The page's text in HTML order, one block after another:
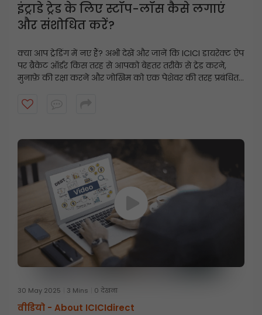
इंट्राडे ट्रेड के लिए स्टॉप-लॉस कैसे लगाएं
और संशोधित करें?
क्या आप ट्रेडिंग में नए हैं? अभी देखें और जानें कि ICICI डायरेक्ट ऐप
पर ब्रैकेट ऑर्डर किस तरह से आपको बेहतर तरीके से ट्रेड करने,
मुनाफ़े की रक्षा करने और जोखिम को एक पेशेवर की तरह प्रबंधित
30 May 2025 3 Mins 0 देखना
वीडियो - About ICICIdirect